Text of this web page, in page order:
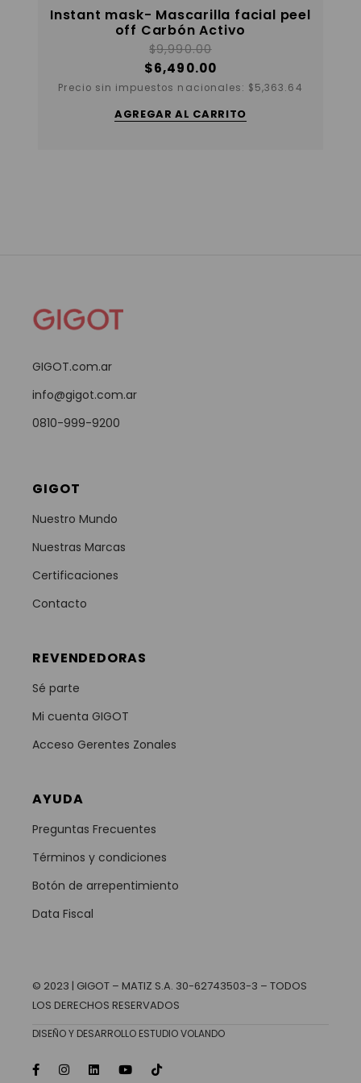
Instant mask- Mascarilla facial peel
off Carbón Activo
$9,990.00
$6,490.00
Precio sin impuestos nacionales: $5,363.64
AGREGAR AL CARRITO
GIGOT.com.ar
info@gigot.com.ar
0810-999-9200
GIGOT
Nuestro Mundo
Nuestras Marcas
Certificaciones
Contacto
REVENDEDORAS
Sé parte
Mi cuenta GIGOT
Acceso Gerentes Zonales
AYUDA
Preguntas Frecuentes
Términos y condiciones
Botón de arrepentimiento
Data Fiscal
© 2023 | GIGOT – MATIZ S.A. 30-62743503-3 – TODOS
LOS DERECHOS RESERVADOS
DISEÑO Y DESARROLLO ESTUDIO VOLANDO